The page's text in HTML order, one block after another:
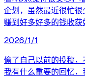
企划，虽然最近很忙
赚到好多好多的钱收
2026/1/1
偷了自己以前的投稿
我有什么重要的回忆